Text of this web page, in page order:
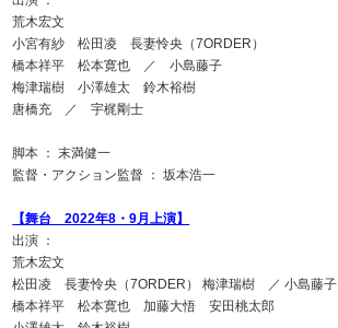
荒木宏文
小宮有紗 松田凌 長妻怜央（7ORDER）
橋本祥平 松本寛也 ／ 小島藤子
梅津瑞樹 小澤雄太 鈴木裕樹
唐橋充 ／ 宇梶剛士
脚本 ： 末満健一
監督・アクション監督 ： 坂本浩一
【舞台 2022年8・9月上演】
出演 ：
荒木宏文
松田凌 長妻怜央（7ORDER） 梅津瑞樹 ／ 小島藤子
橋本祥平 松本寛也 加藤大悟 安田桃太郎